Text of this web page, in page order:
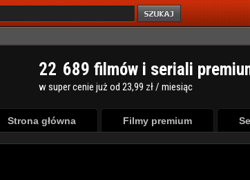
22 689 filmów i seriali
w super cenie już od 23,99 zł / miesiąc
Strona główna Filmy premium